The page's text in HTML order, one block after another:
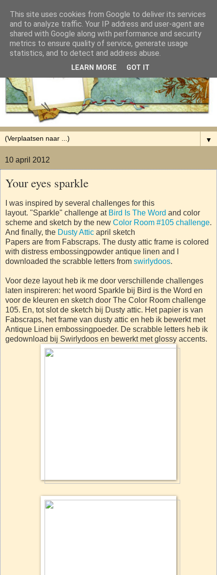
▼
10 april 2012
Your eyes sparkle
I was inspired by several challenges for this
layout. "Sparkle" challenge at Bird Is The Word and color
scheme and sketch by the new Color Room #105 challenge.
And finally, the Dusty Attic april sketch
Papers are from Fabscraps. The dusty attic frame is colored
with distress embossingpowder antique linen and I
downloaded the scrabble letters from swirlydoos.
Voor deze layout heb ik me door verschillende challenges
laten inspireren: het woord Sparkle bij Bird is the Word en
voor de kleuren en sketch door The Color Room challenge
105. En, tot slot de sketch bij Dusty attic. Het papier is van
Fabscraps, het frame van dusty attic en heb ik bewerkt met
Antique Linen embossingpoeder. De scrabble letters heb ik
gedownload bij Swirlydoos en bewerkt met glossy accents.
This site uses cookies from Google to deliver its services
and to analyze traffic. Your IP address and user-agent are
shared with Google along with performance and security
metrics to ensure quality of service, generate usage
statistics, and to detect and address abuse.
LEARN MORE GOT IT